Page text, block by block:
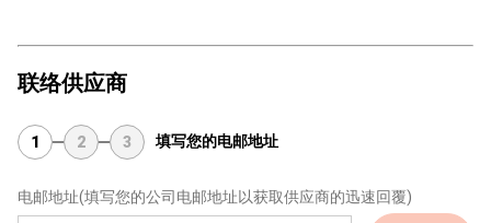
联络供应商
1 2 3 填写您的电邮地址
电邮地址(填写您的公司电邮地址以获取供应商的迅速回覆)